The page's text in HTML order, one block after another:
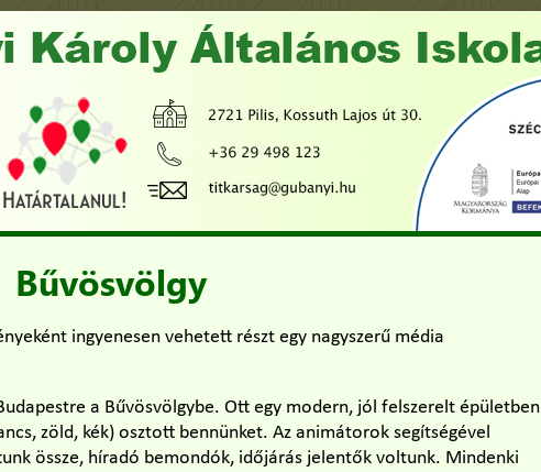
Bűvösvölgy
ingyenesen vehetett részt egy nagyszerű média
a Bűvösvölgybe. Ott egy modern, jól felszerelt épületben
zöld, kék) osztott bennünket. Az animátorok segítségével
össze, híradó bemondók, időjárás jelentők voltunk. Mindenki